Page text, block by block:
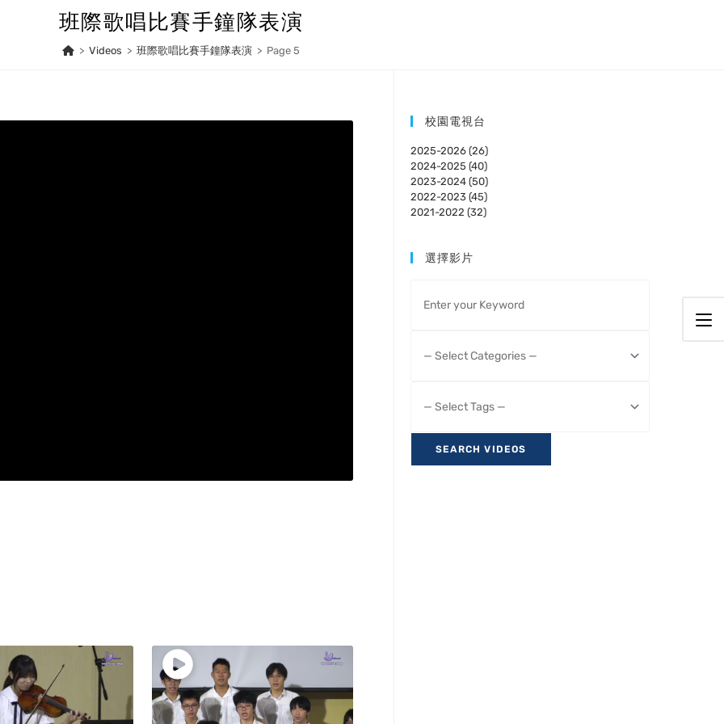
班際歌唱比賽手鐘隊表演
> Videos > 班際歌唱比賽手鐘隊表演 > Page 5
校園電視台
2025-2026 (26)
2024-2025 (40)
2023-2024 (50)
2022-2023 (45)
2021-2022 (32)
選擇影片